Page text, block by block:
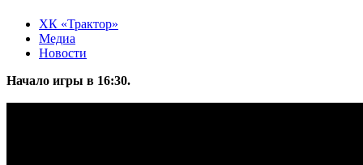
ХК «Трактор»
Медиа
Новости
Начало игры в 16:30.